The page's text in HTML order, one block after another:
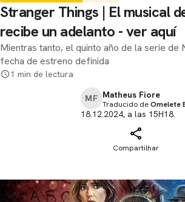
Stranger Things | El musical
recibe un adelanto - ver aquí
Mientras tanto, el quinto año de la serie de
fecha de estreno definida
1 min de lectura
MF Matheus Fiore
Traducido deOmelete
18.12.2024, a las 15H18.
Compartilhar